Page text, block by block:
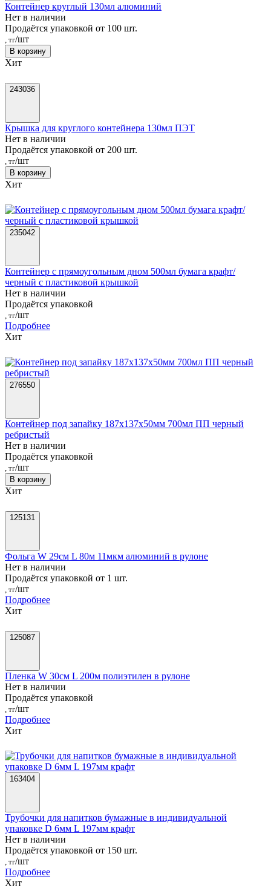
Контейнер круглый 130мл алюминий
Нет в наличии
Продаётся упаковкой от 100 шт.
, тг/шт
В корзину
Хит
243036
Крышка для круглого контейнера 130мл ПЭТ
Нет в наличии
Продаётся упаковкой от 200 шт.
, тг/шт
В корзину
Хит
235042
Контейнер с прямоугольным дном 500мл бумага крафт/
черный с пластиковой крышкой
Нет в наличии
Продаётся упаковкой
, тг/шт
Подробнее
Хит
276550
Контейнер под запайку 187х137х50мм 700мл ПП черный
ребристый
Нет в наличии
Продаётся упаковкой
, тг/шт
В корзину
Хит
125131
Фольга W 29см L 80м 11мкм алюминий в рулоне
Нет в наличии
Продаётся упаковкой от 1 шт.
, тг/шт
Подробнее
Хит
125087
Пленка W 30см L 200м полиэтилен в рулоне
Нет в наличии
Продаётся упаковкой
, тг/шт
Подробнее
Хит
163404
Трубочки для напитков бумажные в индивидуальной
упаковке D 6мм L 197мм крафт
Нет в наличии
Продаётся упаковкой от 150 шт.
, тг/шт
Подробнее
Хит